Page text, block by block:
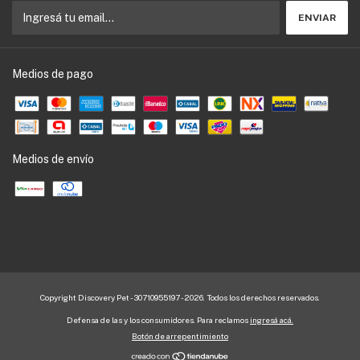
Medios de pago
Medios de envío
Copyright Discovery Pet - 30710955197 - 2026. Todos los derechos reservados.
Defensa de las y los consumidores. Para reclamos ingresá acá.
Botón de arrepentimiento